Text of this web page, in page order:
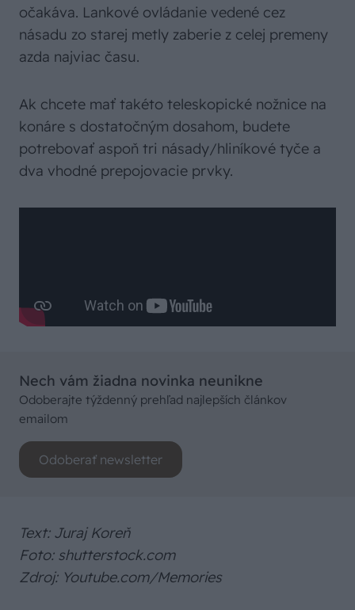
očakáva. Lankové ovládanie vedené cez
násadu zo starej metly zaberie z celej premeny
azda najviac času.
Ak chcete mať takéto teleskopické nožnice na
konáre s dostatočným dosahom, budete
potrebovať aspoň tri násady/hliníkové tyče a
dva vhodné prepojovacie prvky.
Nech vám žiadna novinka neunikne
Odoberajte týždenný prehľad najlepších článkov
emailom
Odoberať newsletter
Text: Juraj Koreň
Foto: shutterstock.com
Zdroj: Youtube.com/Memories